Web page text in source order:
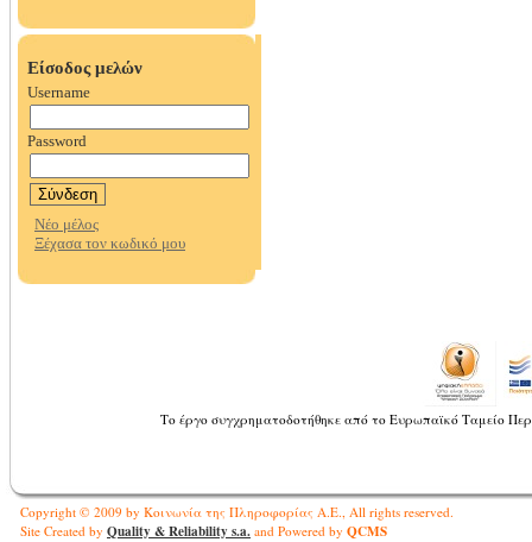
Το έργο συγχρηματοδοτήθηκε από το Ευρωπαϊκό Ταμείο
Copyright © 2009 by Κοινωνία της Πληροφορίας Α.Ε., All rights reserved.
Site Created by Quality & Reliability s.a. and Powered by QCMS